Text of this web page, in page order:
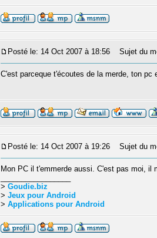
Posté le: 14 Oct 2007 à 18:56 Sujet du
C'est parceque t'écoutes de la merde, ton
Posté le: 14 Oct 2007 à 19:26 Sujet du
Mon PC il t'emmerde aussi. C'est pas moi, il
>Goudie.biz
>Jeux pour Android
>Applications pour Android